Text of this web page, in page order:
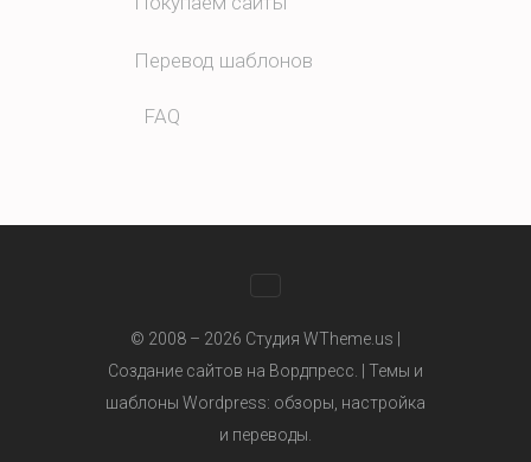
Перевод шаблонов
FAQ
© 2008 – 2026 Студия WTheme.us |
Создание сайтов на Вордпресс. | Темы и
шаблоны Wordpress: обзоры, настройка
и переводы.